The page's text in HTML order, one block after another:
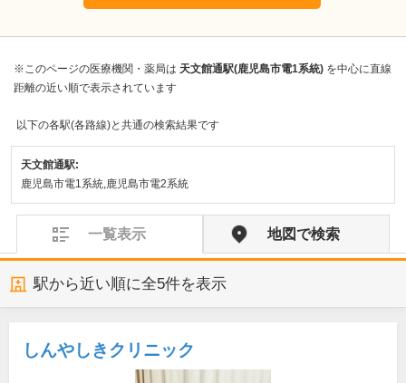
※このページの医療機関・薬局は 天文館通駅(鹿児島市電1系統) を中心に直線
距離の近い順で表示されています
以下の各駅(各路線)と共通の検索結果です
天文館通駅:
鹿児島市電1系統,鹿児島市電2系統
一覧表示 地図で検索
駅から近い順に全5件を表示
しんやしきクリニック